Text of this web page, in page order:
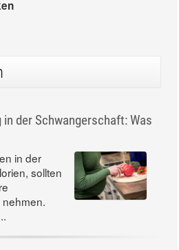
in der Schwangerschaft: Was
in der
sollten